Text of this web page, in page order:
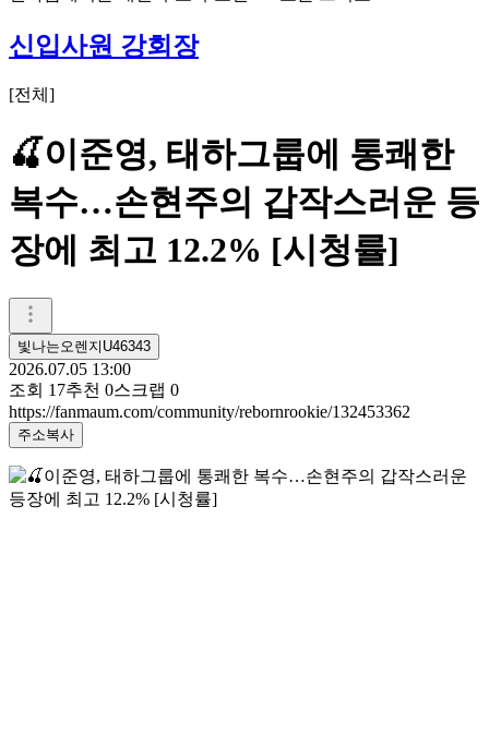
신입사원 강회장
[전체 ]
🍒이준영, 태하그룹에 통쾌한
복수…손현주의 갑작스러운 등
장에 최고 12.2% [시청률]
빛나는오렌지U46343
2026.07.05 13:00
조회 17추천 0스크랩 0
https://fanmaum.com/community/rebornrookie/132453362
주소복사